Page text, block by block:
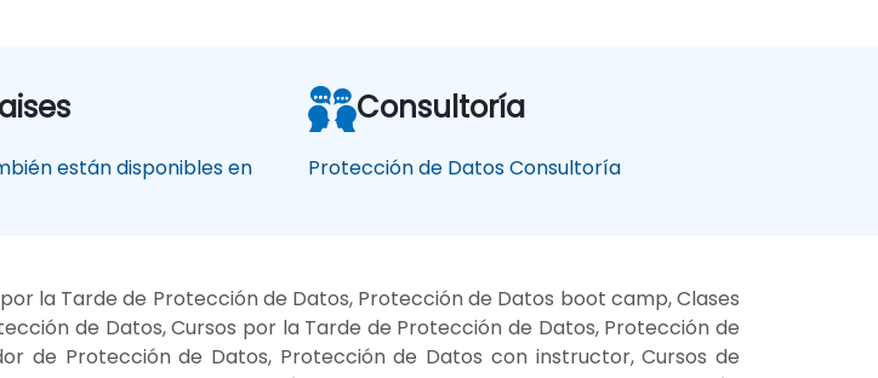
están disponibles en
Consultoría
Protección de Datos Consultoría
la Tarde de Protección de Datos, Protección de Datos boot camp, Clases
de Datos, Cursos por la Tarde de Protección de Datos, Protección de
de Protección de Datos, Protección de Datos con instructor, Cursos de